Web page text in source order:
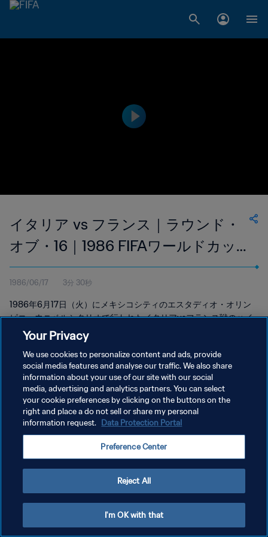
イタリア vs フランス｜ラウンド・
オブ・16｜1986 FIFAワールドカッ
プ メキシコ｜ハイライト
1986/06/17 3分 30秒
1986年6月17日（火）にメキシコシティのエスタディオ・オリン
ピコ・ウニベルシタリオで行われたイタリアvsフランス戦のハイ
ライトをご覧下さい。
プライバシーポリシー
サービス利用規約
Your Privacy
We use cookies to personalize content and ads, provide
social media features and analyse our traffic. We also share
information about your use of our site with our social
media, advertising and analytics partners. You can select
your cookie preferences by clicking on the buttons on the
right and place a do not sell or share my personal
information request. Data Protection Portal
Preference Center
Reject All
I'm OK with that